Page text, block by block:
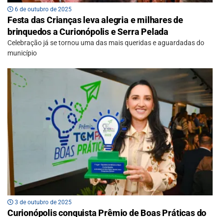
6 de outubro de 2025
Festa das Crianças leva alegria e milhares de
brinquedos a Curionópolis e Serra Pelada
Celebração já se tornou uma das mais queridas e aguardadas do
município
3 de outubro de 2025
Curionópolis conquista Prêmio de Boas Práticas do